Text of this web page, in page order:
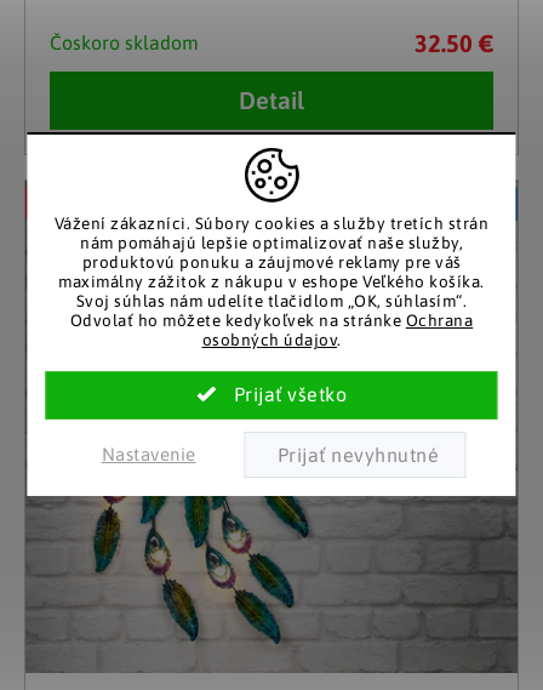
Vážení zákazníci. Súbory cookies a služby tretích strán
nám pomáhajú lepšie optimalizovať naše služby,
produktovú ponuku a záujmové reklamy pre váš
maximálny zážitok z nákupu v eshope Veľkého košíka.
Svoj súhlas nám udelíte tlačidlom „OK, súhlasím“.
Odvolať ho môžete kedykoľvek na stránke Ochrana
osobných údajov.
Nastavenie
Čoskoro skladom 32.50 €
Detail